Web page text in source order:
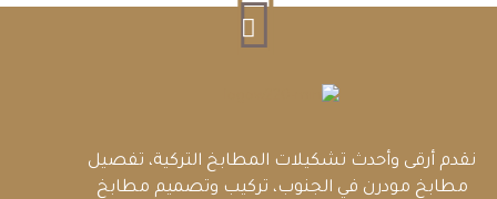
نقدم أرقى وأحدث تشكيلات المطابخ التركية، تفصيل
مطابخ مودرن في الجنوب، تركيب وتصميم مطابخ